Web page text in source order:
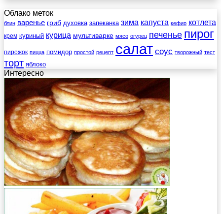
Облако меток
блин варенье гриб духовка запеканка зима капуста кефир котлета
крем куриный курица мультиварке мясо огурец печенье пирог
пирожок пицца помидор простой рецепт салат соус творожный тест
торт яблоко
Интересно